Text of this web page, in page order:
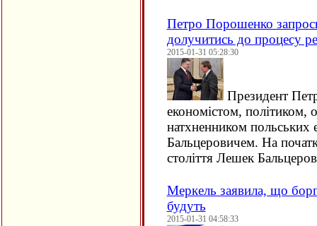
Петро Порошенко
долучитись до процесу
2015-01-31 05:28:30
Президент
економістом, політиком,
натхненником
Бальцеровичем. На
століття Лешек
Меркель заявила, що
будуть
2015-01-31 04:58:33